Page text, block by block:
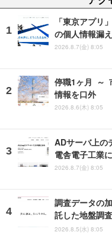
「東京アプリ
の個人情報漏
2026.8.7(金) 8:05
停職1ヶ月 ～
情報を口外
2026.8.6(木) 8:05
ADサーバ上の
電舎電子工業
2026.8.7(金) 8:05
調査データの
託した地盤調
2026.8.5(水) 8:05